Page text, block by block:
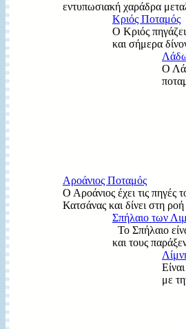
εντυπωσιακή χαράδρα
Κριός Ποταμός
Ο Κριός
και σήμερα
Ο
Αροάνιος Ποταμός
Ο Αροάνιος έχει τις πηγές
Κατσάνας και δίνει στη
Σπήλαιο των
Το Σπήλαιο
και τους
με